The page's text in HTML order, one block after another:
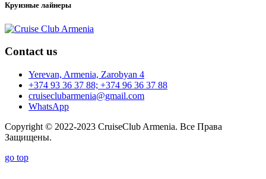
Круизные лайнеры
Contact us
Yerevan, Armenia, Zarobyan 4
+374 93 36 37 88; +374 96 36 37 88
cruiseclubarmenia@gmail.com
WhatsApp
Copyright © 2022-2023 CruiseClub Armenia. Все Права
Защищены.
go top